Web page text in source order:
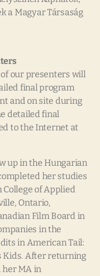
a Magyar Társaság
our presenters will
final program
and on site during
detailed final
to the Internet at
up in the Hungarian
her studies
of Applied
Ontario,
Film Board in
in the
in American Tail:
Kids. After returning
her MA in